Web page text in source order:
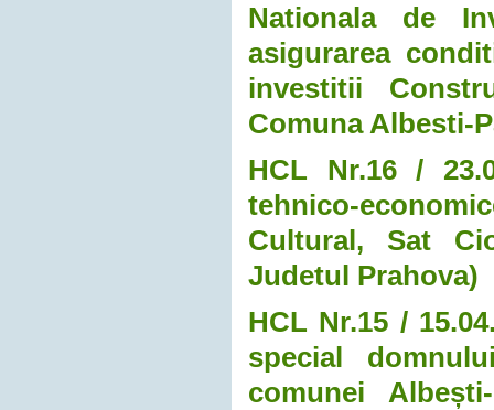
Nationala de
asigurarea
investitii
Comuna Albesti-
HCL Nr.16 /
tehnico-
Cultural, Sat
Judetul Prahova)
HCL Nr.15 /
special
comunei